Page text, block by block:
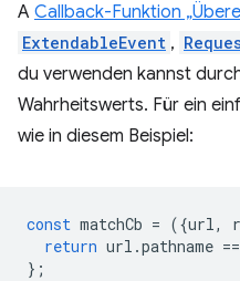
A Callback-Funktion
ExtendableEvent ,
du verwenden kannst
Wahrheitswerts. Für ein
wie in diesem Beispiel:
const matchCb = ({url,
return url .pathname
};